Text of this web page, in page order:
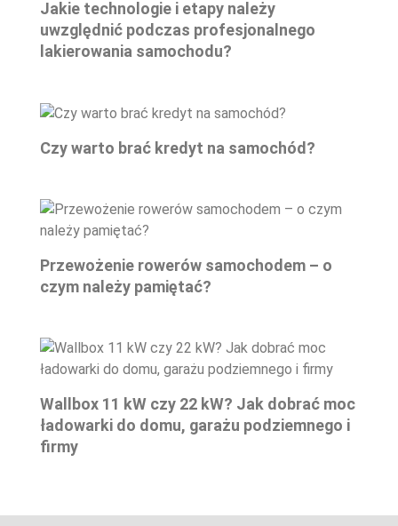
Jakie technologie i etapy należy
uwzględnić podczas profesjonalnego
lakierowania samochodu?
Czy warto brać kredyt na samochód?
Przewożenie rowerów samochodem – o
czym należy pamiętać?
Wallbox 11 kW czy 22 kW? Jak dobrać moc
ładowarki do domu, garażu podziemnego i
firmy